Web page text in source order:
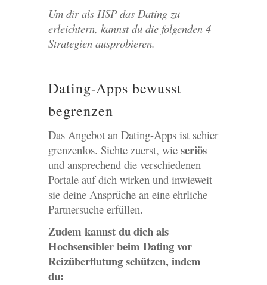
Um dir als HSP das Dating zu
erleichtern, kannst du die folgenden 4
Strategien ausprobieren.
Dating-Apps bewusst
begrenzen
Das Angebot an Dating-Apps ist schier
grenzenlos. Sichte zuerst, wie seriös
und ansprechend die verschiedenen
Portale auf dich wirken und inwieweit
sie deine Ansprüche an eine ehrliche
Partnersuche erfüllen.
Zudem kannst du dich als
Hochsensibler beim Dating vor
Reizüberflutung schützen, indem
du: